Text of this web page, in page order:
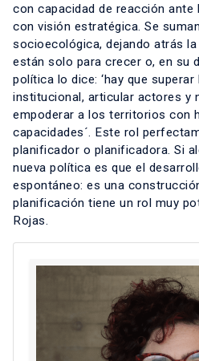
con capacidad de reacción
con visión estratégica. Se
socioecológica, dejando atrás
están solo para crecer o, en su
política lo dice: ‘hay que
institucional, articular actores y
empoderar a los territorios con
capacidades´. Este rol
planificador o planificadora. Si
nueva política es que el
espontáneo: es una
planificación tiene un rol muy
Rojas.